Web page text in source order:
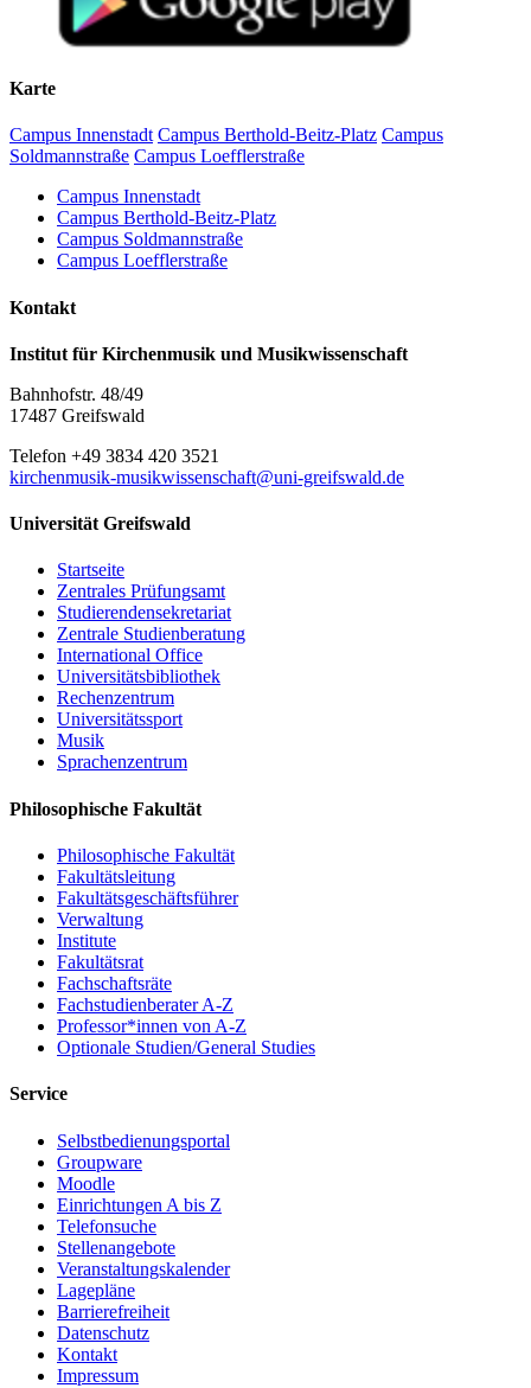
Karte
Campus Innenstadt Campus Berthold-Beitz-Platz Campus
Soldmannstraße Campus Loefflerstraße
Campus Innenstadt
Campus Berthold-Beitz-Platz
Campus Soldmannstraße
Campus Loefflerstraße
Kontakt
Institut für Kirchenmusik und Musikwissenschaft
Bahnhofstr. 48/49
17487 Greifswald
Telefon +49 3834 420 3521
kirchenmusik-musikwissenschaft@uni-greifswald.de
Universität Greifswald
Startseite
Zentrales Prüfungsamt
Studierendensekretariat
Zentrale Studienberatung
International Office
Universitätsbibliothek
Rechenzentrum
Universitätssport
Musik
Sprachenzentrum
Philosophische Fakultät
Philosophische Fakultät
Fakultätsleitung
Fakultätsgeschäftsführer
Verwaltung
Institute
Fakultätsrat
Fachschaftsräte
Fachstudienberater A-Z
Professor*innen von A-Z
Optionale Studien/General Studies
Service
Selbstbedienungsportal
Groupware
Moodle
Einrichtungen A bis Z
Telefonsuche
Stellenangebote
Veranstaltungskalender
Lagepläne
Barrierefreiheit
Datenschutz
Kontakt
Impressum